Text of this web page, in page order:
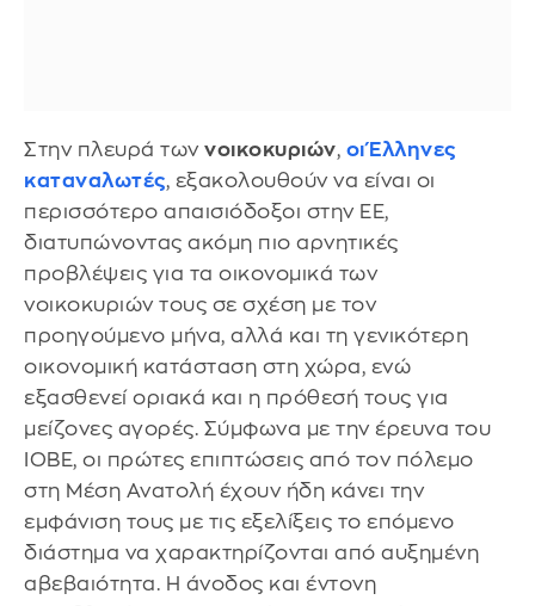
Στην πλευρά των νοικοκυριών, οι Έλληνες
καταναλωτές, εξακολουθούν να είναι οι
περισσότερο απαισιόδοξοι στην ΕΕ,
διατυπώνοντας ακόμη πιο αρνητικές
προβλέψεις για τα οικονομικά των
νοικοκυριών τους σε σχέση με τον
προηγούμενο μήνα, αλλά και τη γενικότερη
οικονομική κατάσταση στη χώρα, ενώ
εξασθενεί οριακά και η πρόθεσή τους για
μείζονες αγορές. Σύμφωνα με την έρευνα του
ΙΟΒΕ, οι πρώτες επιπτώσεις από τον πόλεμο
στη Μέση Ανατολή έχουν ήδη κάνει την
εμφάνιση τους με τις εξελίξεις το επόμενο
διάστημα να χαρακτηρίζονται από αυξημένη
αβεβαιότητα. Η άνοδος και έντονη